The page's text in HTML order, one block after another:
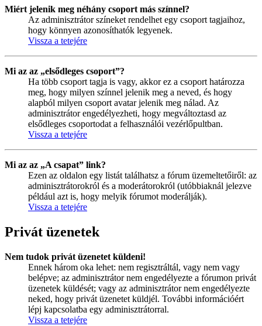
Miért jelenik meg néhány csoport más színnel?
Az adminisztrátor színeket rendelhet egy csoport tagjaihoz,
hogy könnyen azonosíthatók legyenek.
Vissza a tetejére
Mi az az „elsődleges csoport”?
Ha több csoport tagja is vagy, akkor ez a csoport határozza
meg, hogy milyen színnel jelenik meg a neved, és hogy
alapból milyen csoport avatar jelenik meg nálad. Az
adminisztrátor engedélyezheti, hogy megváltoztasd az
elsődleges csoportodat a felhasználói vezérlőpultban.
Vissza a tetejére
Mi az az „A csapat” link?
Ezen az oldalon egy listát találhatsz a fórum üzemeltetőiről: az
adminisztrátorokról és a moderátorokról (utóbbiaknál jelezve
például azt is, hogy melyik fórumot moderálják).
Vissza a tetejére
Privát üzenetek
Nem tudok privát üzenetet küldeni!
Ennek három oka lehet: nem regisztráltál, vagy nem vagy
belépve; az adminisztrátor nem engedélyezte a fórumon privát
üzenetek küldését; vagy az adminisztrátor nem engedélyezte
neked, hogy privát üzenetet küldjél. További információért
lépj kapcsolatba egy adminisztrátorral.
Vissza a tetejére